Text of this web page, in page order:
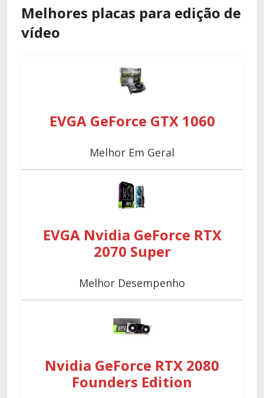
Melhores placas para edição de
vídeo
EVGA GeForce GTX 1060
Melhor Em Geral
EVGA Nvidia GeForce RTX
2070 Super
Melhor Desempenho
Nvidia GeForce RTX 2080
Founders Edition